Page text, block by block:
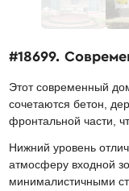
#18699.
Этот современный
сочетаются бетон,
фронтальной части,
Нижний уровень
атмосферу входной
минималистичными